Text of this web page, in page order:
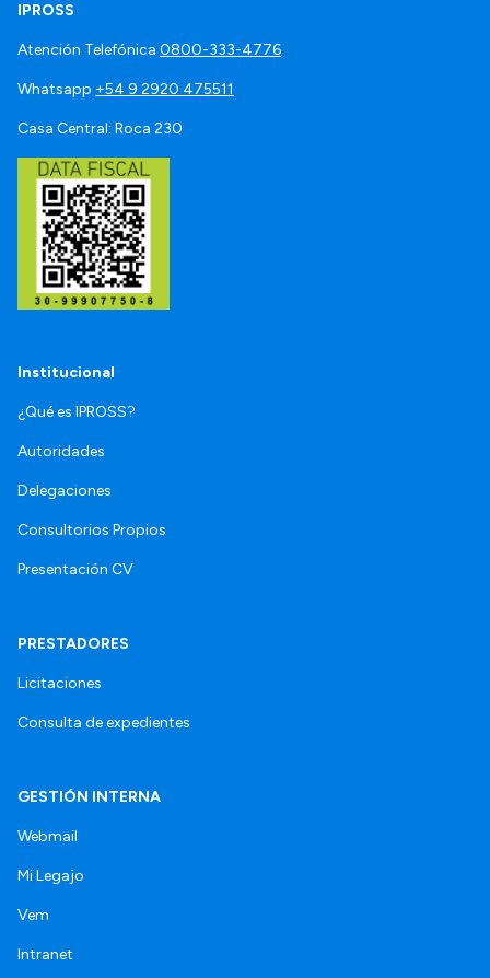
IPROSS
Atención Telefónica 0800-333-4776
Whatsapp +54 9 2920 475511
Casa Central: Roca 230
Institucional
¿Qué es IPROSS?
Autoridades
Delegaciones
Consultorios Propios
Presentación CV
PRESTADORES
Licitaciones
Consulta de expedientes
GESTIÓN INTERNA
Webmail
Mi Legajo
Vem
Intranet